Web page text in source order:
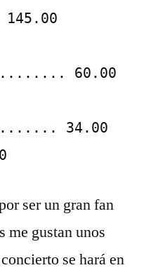
145.00
60.00
34.00
ser un gran fan
me gustan unos
se hará en